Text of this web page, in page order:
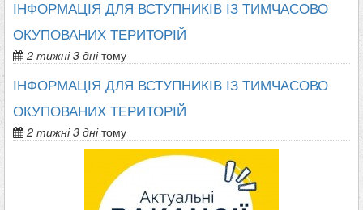
ІНФОРМАЦІЯ ДЛЯ ВСТУПНИКІВ ІЗ ТИМЧАСОВО
ОКУПОВАНИХ ТЕРИТОРІЙ
2 тижні 3 днітому
ІНФОРМАЦІЯ ДЛЯ ВСТУПНИКІВ ІЗ ТИМЧАСОВО
ОКУПОВАНИХ ТЕРИТОРІЙ
2 тижні 3 днітому